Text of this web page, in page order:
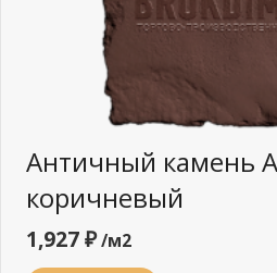
Античный камень
коричневый
1,927₽/м2